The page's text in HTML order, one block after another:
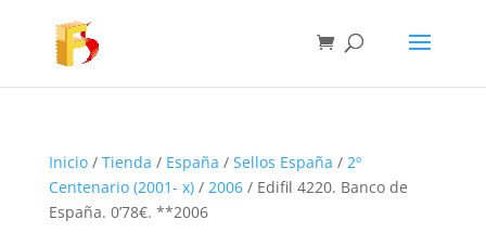
Inicio/ Tienda / España / Sellos España / 2º
Centenario (2001- x)/ 2006/ Edifil 4220. Banco de
España. 0’78€. **2006